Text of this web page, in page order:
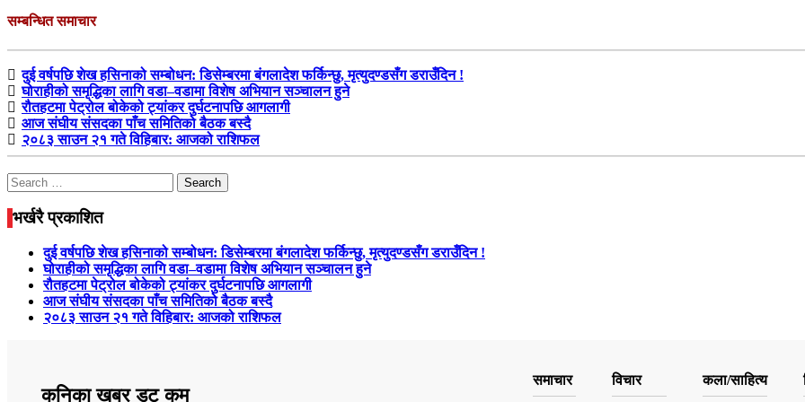
सम्बन्धित समाचार
दुई वर्षपछि शेख हसिनाको सम्बोधन: डिसेम्बरमा बंगलादेश फर्किन्छु, मृत्युदण्डसँग डराउँदिन !
घोराहीको समृद्धिका लागि वडा–वडामा विशेष अभियान सञ्चालन हुने
रौतहटमा पेट्रोल बोकेको ट्यांकर दुर्घटनापछि आगलागी
आज संघीय संसदका पाँच समितिको बैठक बस्दै
२०८३ साउन २१ गते विहिबार: आजको राशिफल
Search
for:
भर्खरै प्रकाशित
दुई वर्षपछि शेख हसिनाको सम्बोधन: डिसेम्बरमा बंगलादेश फर्किन्छु, मृत्युदण्डसँग डराउँदिन !
घोराहीको समृद्धिका लागि वडा–वडामा विशेष अभियान सञ्चालन हुने
रौतहटमा पेट्रोल बोकेको ट्यांकर दुर्घटनापछि आगलागी
आज संघीय संसदका पाँच समितिको बैठक बस्दै
२०८३ साउन २१ गते विहिबार: आजको राशिफल
कनिका खबर डट कम
समाचार विचार कला/साहित्य